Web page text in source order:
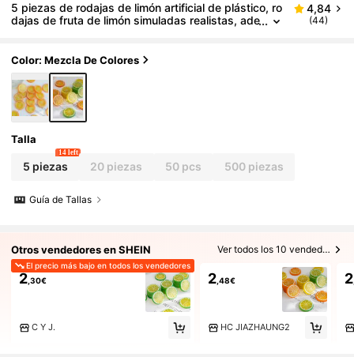
5 piezas de rodajas de limón artificial de plástico, ro
dajas de fruta de limón simuladas realistas, ade
duación, boda, arreglos florales, accesorios de foto
grafía
4,84
(44)
Color: Mezcla De Colores
Talla
5 piezas
14 left
20 piezas 50 pcs 500 piezas
Guía de Tallas
Otros vendedores en SHEIN Ver todos los 10 vendedores
El precio más bajo en todos los vendedores
2,30€
C Y J.
2,48€
HC JIAZHAUNG2
2